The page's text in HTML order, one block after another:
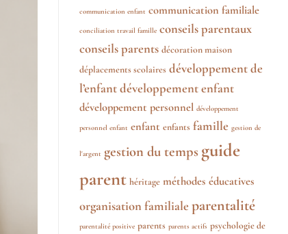
communication enfant communication familiale
conciliation travail famille conseils parentaux
conseils parents décoration maison
déplacements scolaires développement de
l’enfantdéveloppement enfant
développement personnel développement
personnel enfant enfant enfants famille gestion de
l'argent gestion du temps guide
parent héritage méthodes éducatives
organisation familialeparentalité
parentalité positive parents parents actifs psychologie de